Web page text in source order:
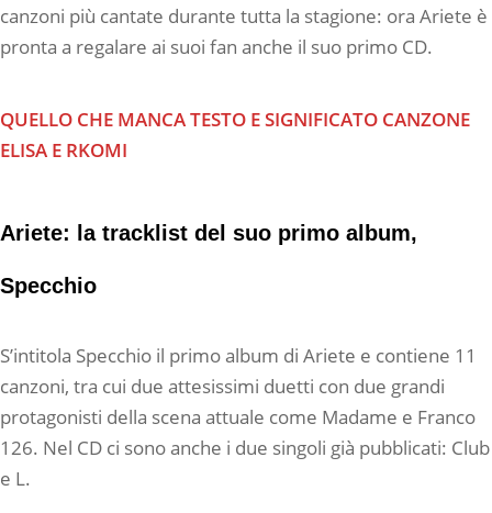
canzoni più cantate durante tutta la stagione: ora Ariete è
pronta a regalare ai suoi fan anche il suo primo CD.
QUELLO CHE MANCA TESTO E SIGNIFICATO CANZONE
ELISA E RKOMI
Ariete: la tracklist del suo primo album,
Specchio
S’intitola Specchio il primo album di Ariete e contiene 11
canzoni, tra cui due attesissimi duetti con due grandi
protagonisti della scena attuale come Madame e Franco
126. Nel CD ci sono anche i due singoli già pubblicati: Club
e L.